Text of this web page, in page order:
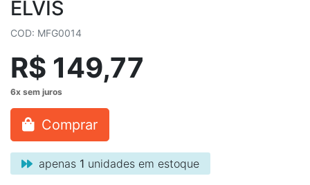
ELVIS
COD: MFG0014
R$ 149,77
Comprar
apenas 1 unidades em estoque